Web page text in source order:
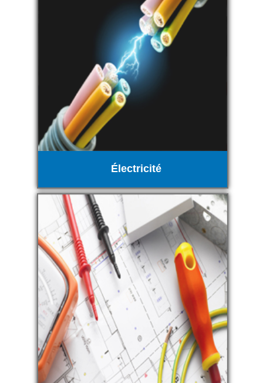
Électricité